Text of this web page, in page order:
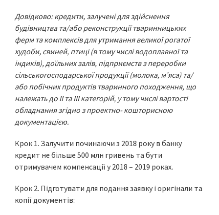
Довідково: кредити, залучені для здійснення
будівництва та/або реконструкції тваринницьких
ферм та комплексів для утримання великої рогатої
худоби, свиней, птиці (в тому числі водоплавної та
індиків), доїльних залів, підприємств з переробки
сільськогосподарської продукції (молока, м’яса) та/
або побічних продуктів тваринного походження, що
належать до II та III категорій, у тому числі вартості
обладнання згідно з проектно- кошторисною
документацією.
Крок 1. Залучити починаючи з 2018 року в банку
кредит не більше 500 млн гривень та бути
отримувачем компенсації у 2018 – 2019 роках.
Крок 2. Підготувати для подання заявку і оригінали та
копії документів: